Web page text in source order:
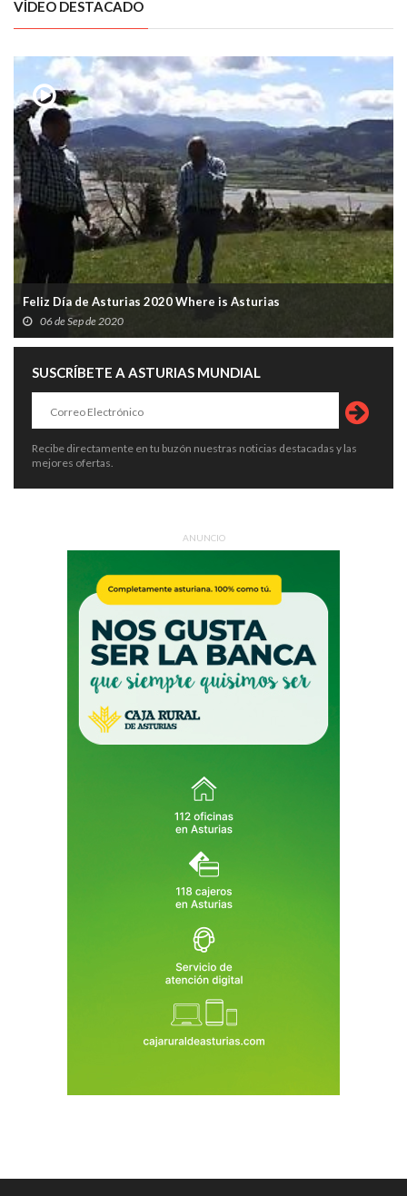
VÍDEO DESTACADO
Feliz Día de Asturias 2020 Where is Asturias
06 de Sep de 2020
SUSCRÍBETE A ASTURIAS MUNDIAL
Recibe directamente en tu buzón nuestras noticias destacadas y las
mejores ofertas.
ANUNCIO